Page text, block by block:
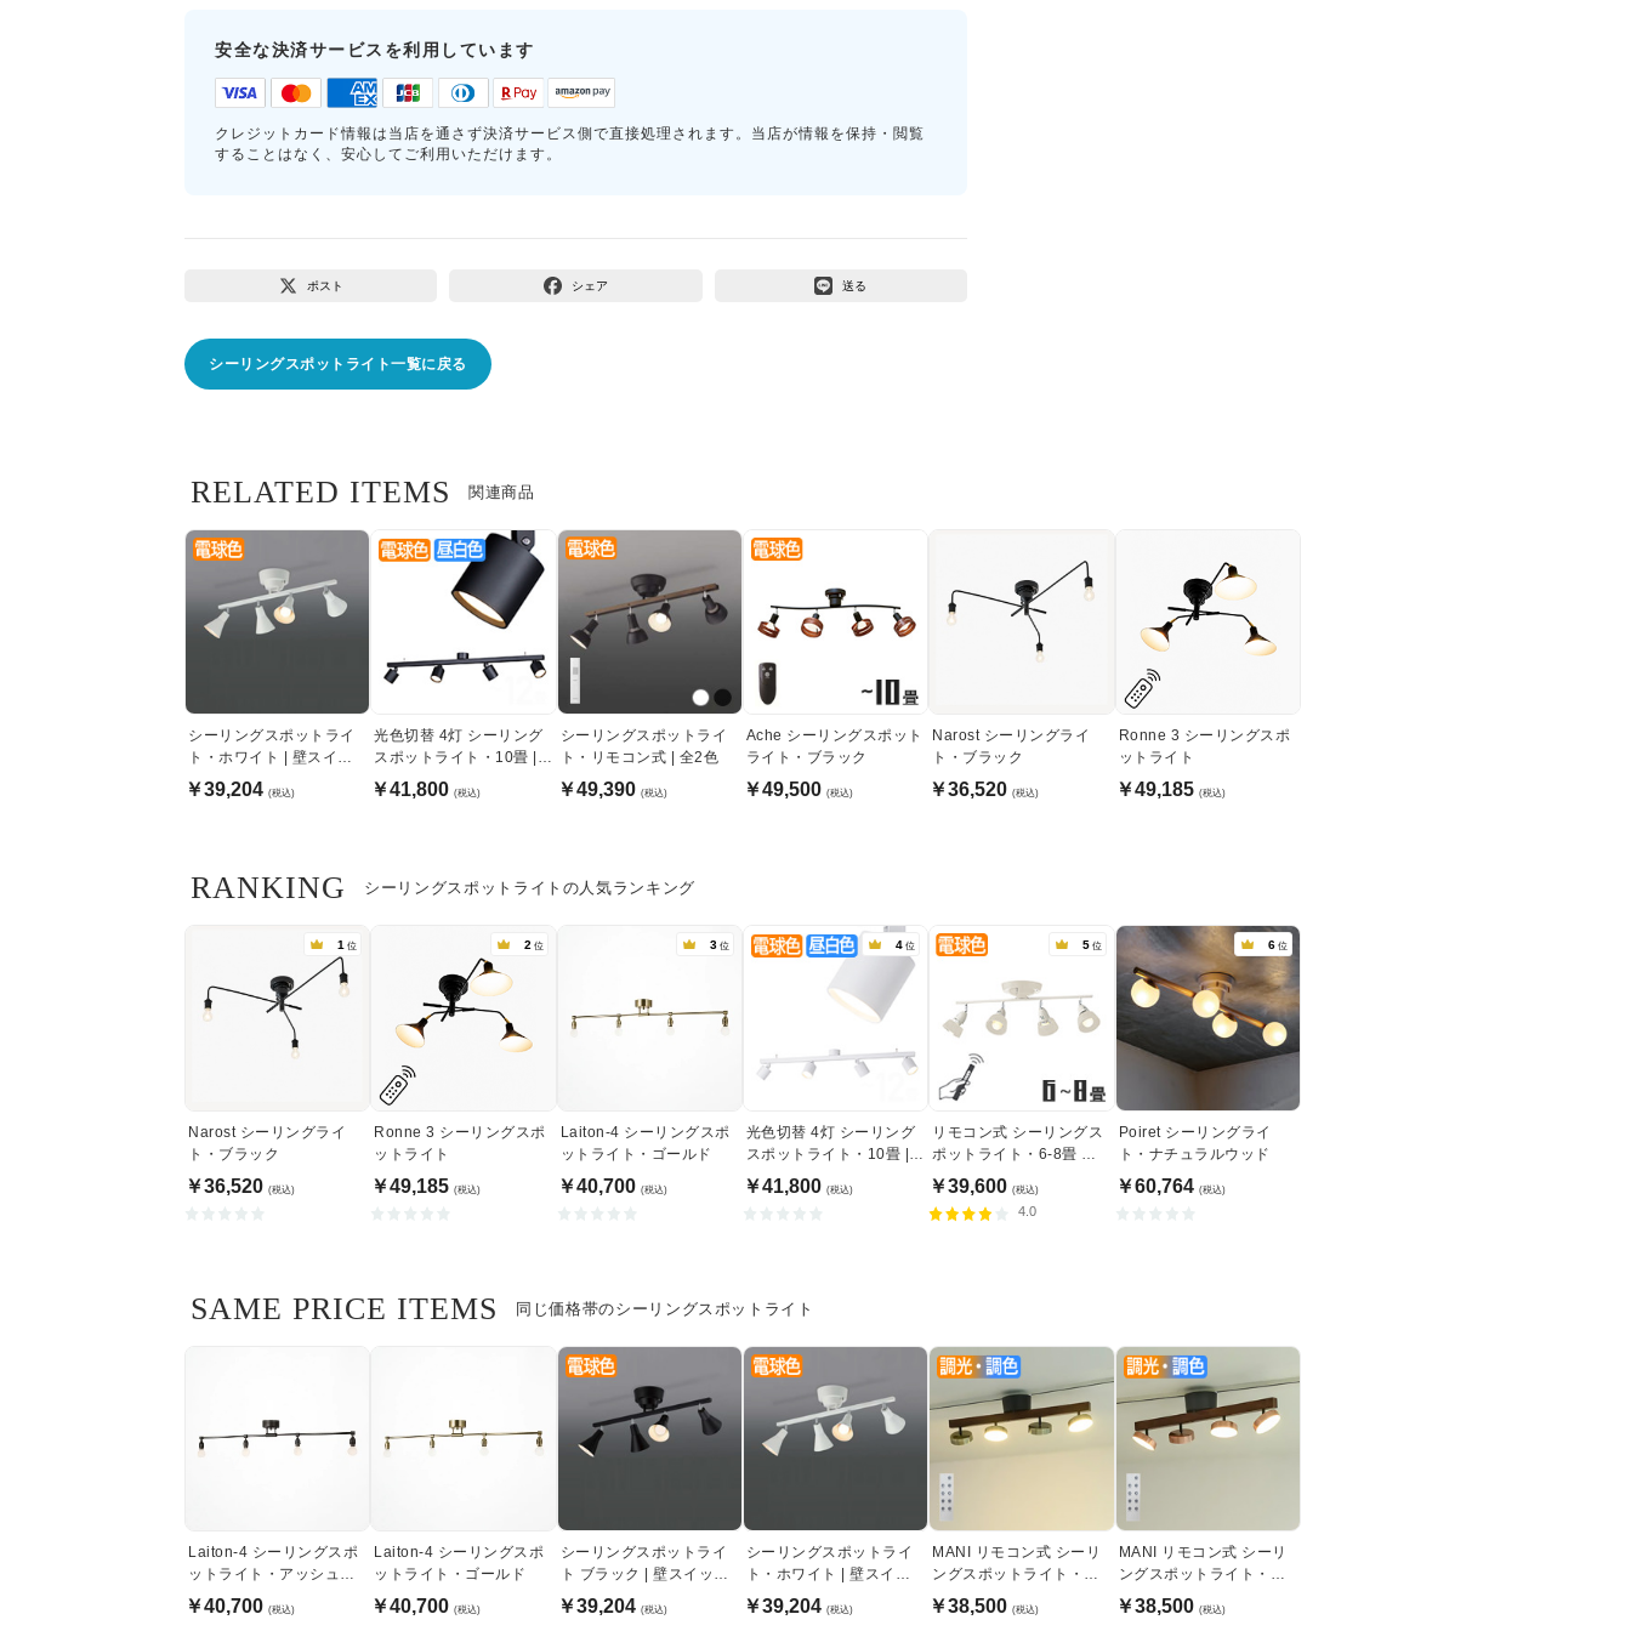
安全な決済サービスを利用しています
クレジットカード情報は当店を通さず決済サービス側で直接処理されます。当店が情報を保持・閲覧
することはなく、安心してご利用いただけます。
ポスト シェア 送る
シーリングスポットライト一覧に戻る
関連商品
RELATED ITEMS
シーリングスポットライ
ト・ホワイト | 壁スイッ
チ操作
￥39,204 (税込)
光色切替 4灯 シーリング
スポットライト・10畳 |
ブラック
￥41,800 (税込)
シーリングスポットライ
ト・リモコン式 | 全2色
￥49,390 (税込)
Ache シーリングスポット
ライト・ブラック
￥49,500 (税込)
Narost シーリングライ
ト・ブラック
￥36,520 (税込)
Ronne 3 シーリングスポ
ットライト
￥49,185 (税込)
シーリングスポットライトの人気ランキング
RANKING
1 位
Narost シーリングライ
ト・ブラック
￥36,520 (税込)
2 位
Ronne 3 シーリングスポ
ットライト
￥49,185 (税込)
3 位
Laiton-4 シーリングスポ
ットライト・ゴールド
￥40,700 (税込)
4 位
光色切替 4灯 シーリング
スポットライト・10畳 |
ホワイト
￥41,800 (税込)
5 位
リモコン式 シーリングス
ポットライト・6-8畳 ホ
ワイト
￥39,600 (税込)
4.0
6 位
Poiret シーリングライ
ト・ナチュラルウッド
￥60,764 (税込)
同じ価格帯のシーリングスポットライト
SAME PRICE ITEMS
Laiton-4 シーリングスポ
ットライト・アッシュブ
ラック
￥40,700 (税込)
Laiton-4 シーリングスポ
ットライト・ゴールド
￥40,700 (税込)
シーリングスポットライ
ト ブラック | 壁スイッチ
操作
￥39,204 (税込)
シーリングスポットライ
ト・ホワイト | 壁スイッ
チ操作
￥39,204 (税込)
MANI リモコン式 シーリ
ングスポットライト・調
光調色｜ゴールド
￥38,500 (税込)
MANI リモコン式 シーリ
ングスポットライト・調
光調色｜ブロンズ
￥38,500 (税込)